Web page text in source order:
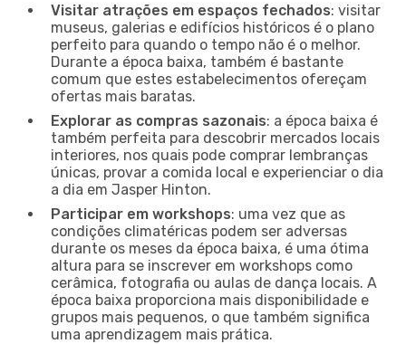
Visitar atrações em espaços fechados: visitar
museus, galerias e edifícios históricos é o plano
perfeito para quando o tempo não é o melhor.
Durante a época baixa, também é bastante
comum que estes estabelecimentos ofereçam
ofertas mais baratas.
Explorar as compras sazonais: a época baixa é
também perfeita para descobrir mercados locais
interiores, nos quais pode comprar lembranças
únicas, provar a comida local e experienciar o dia
a dia em Jasper Hinton.
Participar em workshops: uma vez que as
condições climatéricas podem ser adversas
durante os meses da época baixa, é uma ótima
altura para se inscrever em workshops como
cerâmica, fotografia ou aulas de dança locais. A
época baixa proporciona mais disponibilidade e
grupos mais pequenos, o que também significa
uma aprendizagem mais prática.